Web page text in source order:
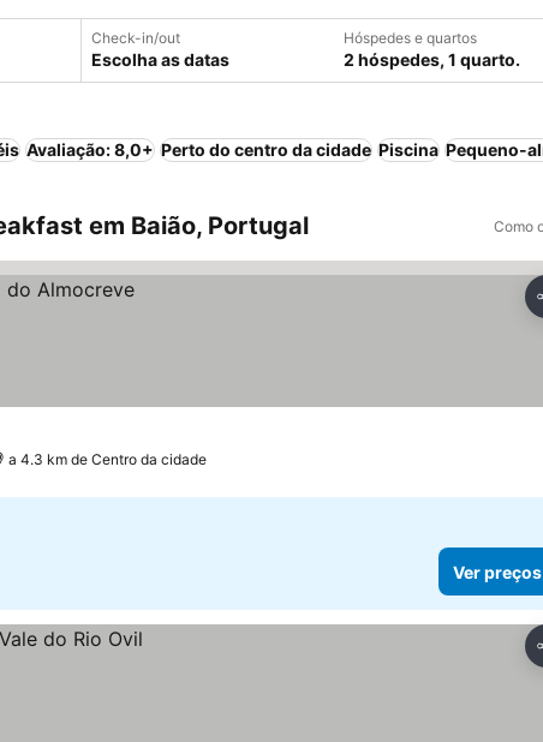
Check-in/out
Escolha as datas
Hóspedes e quartos
2 hóspedes, 1 quarto.
Avaliação: 8,0+ Perto do centro da cidade Piscina Pequeno-
em Baião, Portugal Como
a 4.3 km de Centro da cidade
Ver preços